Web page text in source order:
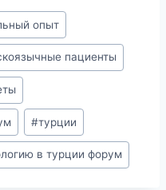
опыт
пациенты
#турции
в турции форум